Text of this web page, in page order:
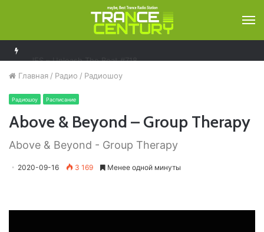
Главная / Радио / Радиошоу
Радиошоу Расписание
Above & Beyond – Group Therapy
Above & Beyond - Group Therapy
2020-09-16 3 169 Менее одной минуты